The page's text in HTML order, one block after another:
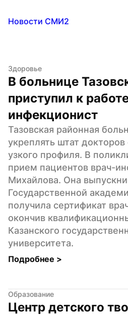
Новости СМИ2
Здоровье
В больнице
приступил к
инфекционист
Тазовская районная
укреплять штат
узкого профиля. В
прием пациентов врач-
Михайлова. Она
Государственной
получила сертификат
окончив
Казанского
университета.
Подробнее >
Образование
Центр детского